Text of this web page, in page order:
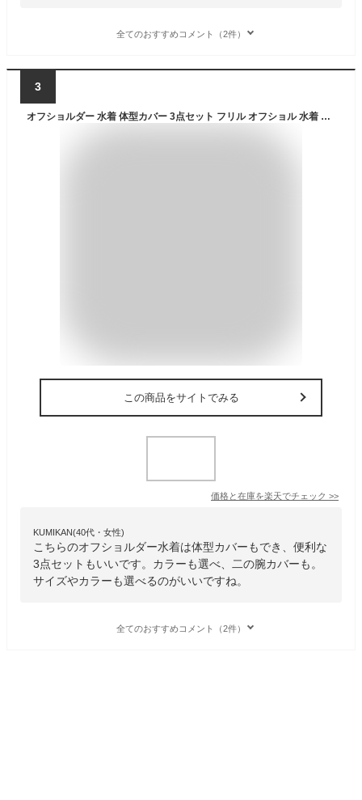
全てのおすすめコメント（2件）
3
オフショルダー 水着 体型カバー 3点セット フリル オフショル 水着 オフショルダー水着 オフショルダー ビキニ レディース フリル フレア ティアード 女性用 ママ水着 二の腕カバー ホワイト イエロー 水色
この商品をサイトでみる
価格と在庫を楽天でチェック >>
KUMIKAN(40代・女性)
こちらのオフショルダー水着は体型カバーもでき、便利な
3点セットもいいです。カラーも選べ、二の腕カバーも。
サイズやカラーも選べるのがいいですね。
全てのおすすめコメント（2件）